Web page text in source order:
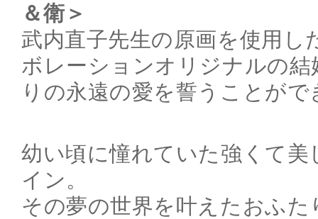
＆衛＞
武内直子先生の原画を使用し
ボレーションオリジナルの
りの永遠の愛を誓うことがで
幼い頃に憧れていた強くて
イン。
その夢の世界を叶えたおふ